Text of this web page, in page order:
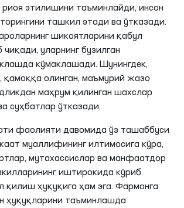
этилишини таъминлайди, инсон
ташкил этади ва ўтказади.
шикоятларини қабул
уларнинг бузилган
кўмаклашади. Шунингдек,
қамоққа олинган, маъмурий жазо
маҳрум қилинган шахслар
суҳбатлар ўтказади.
фаолияти давомида ўз ташаббуси
муаллифининг илтимосига кўра,
мутахассислар ва манфаатдор
иштирокида кўриб
қилиш ҳуқуқига ҳам эга. Фармонга
ҳуқуқларини таъминлашда